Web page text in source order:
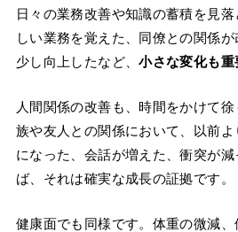
日々の業務改善や知識の蓄積を見
しい業務を覚えた、同僚との関係
少し向上したなど、小さな変化も重
人間関係の改善も、時間をかけて
族や友人との関係において、以前よ
になった、会話が増えた、衝突が
ば、それは確実な成長の証拠です。
健康面でも同様です。体重の微減